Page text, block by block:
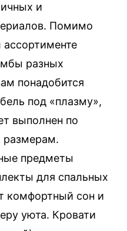
и
Помимо
разных
понадобится
под «плазму»,
выполнен по
размерам.
предметы
для спальных
комфортный сон и
уюта. Кровати